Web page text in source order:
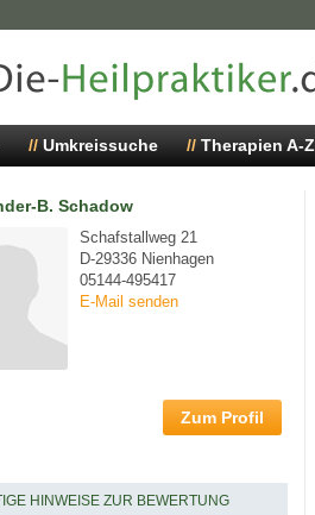
Umkreissuche Therapien A-Z
B. Schadow
Schafstallweg 21
D-29336 Nienhagen
05144-495417
E-Mail senden
Zum Profil
HINWEISE ZUR BEWERTUNG